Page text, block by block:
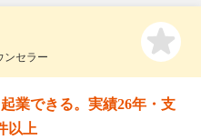
ンセラー
業できる。実績26年・支
以上